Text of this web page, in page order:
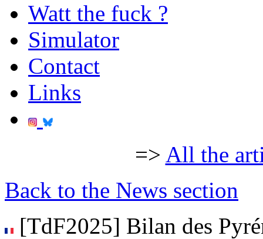
Watt the fuck ?
Simulator
Contact
Links
=> All the
Back to the News section
[TdF2025] Bilan des